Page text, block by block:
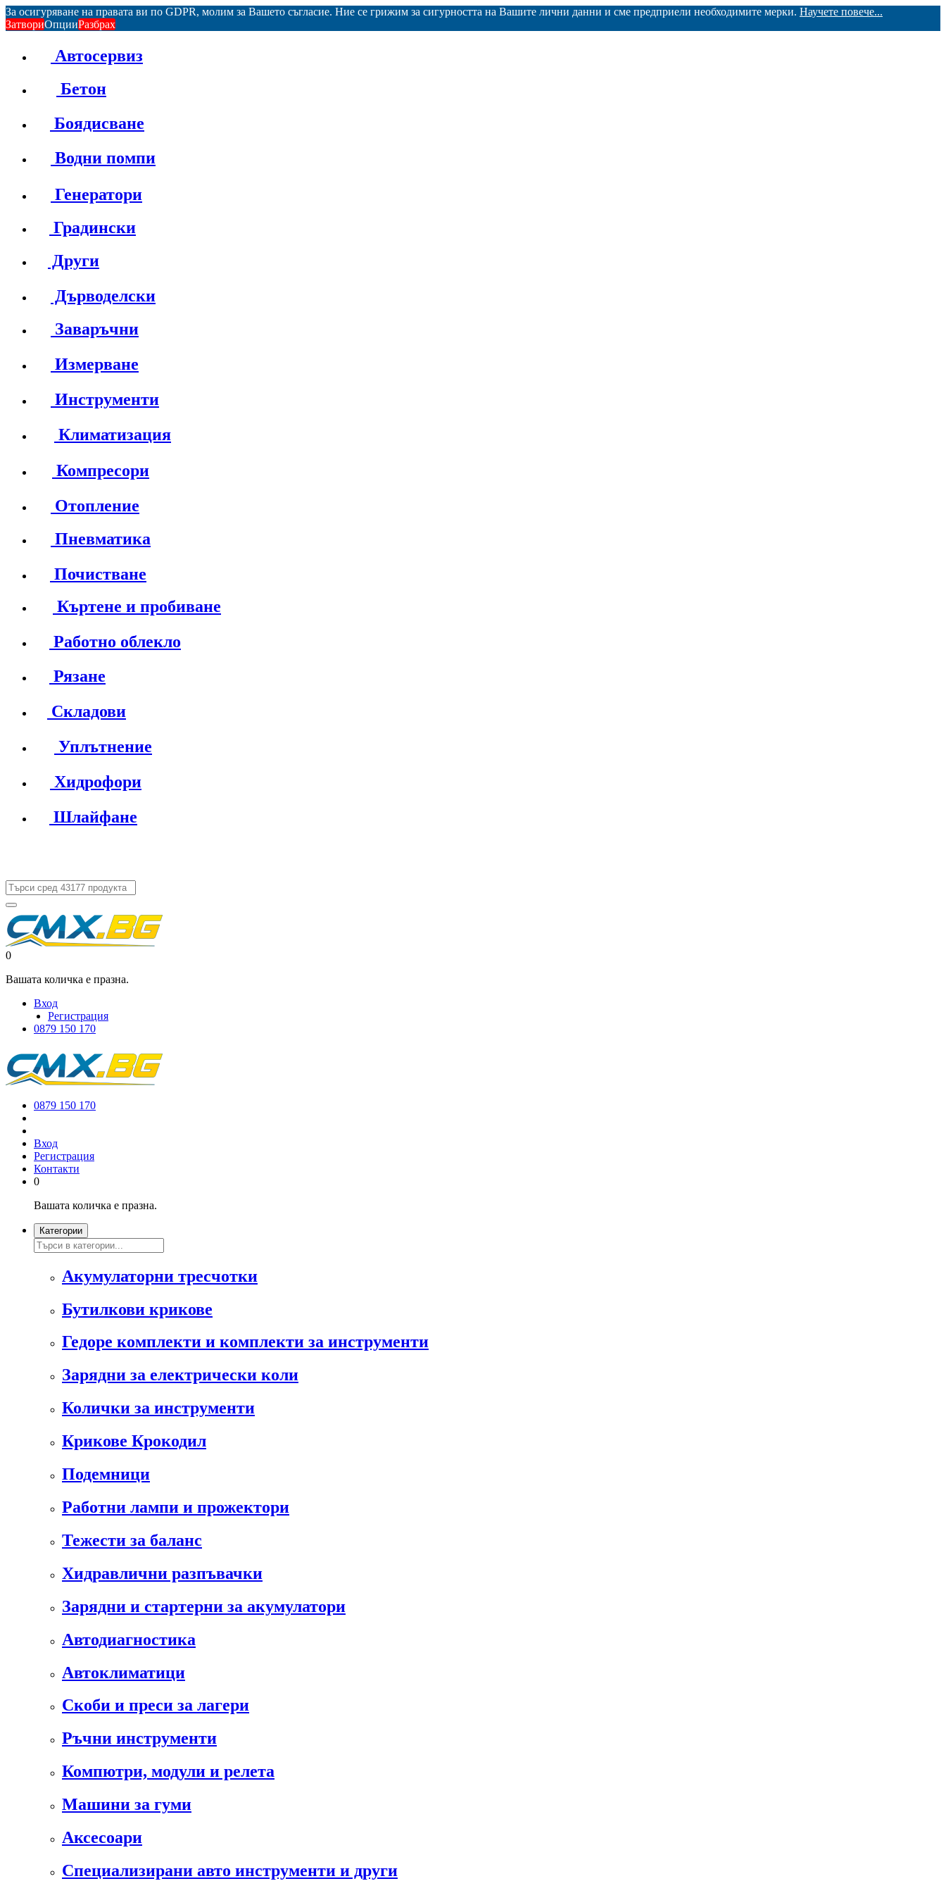
За осигуряване на правата ви по GDPR, молим за Вашето съгласие. Ние се грижим за сигурността на Вашите лични данни и сме предприели необходимите мерки. Научете повече...
ЗатвориОпцииРазбрах
Автосервиз
Бетон
Боядисване
Водни помпи
Генератори
Градински
Други
Дърводелски
Заваръчни
Измерване
Инструменти
Климатизация
Компресори
Отопление
Пневматика
Почистване
Къртене и пробиване
Работно облекло
Рязане
Складови
Уплътнение
Хидрофори
Шлайфане
0
Вашата количка е празна.
Вход
Регистрация
0879 150 170
0879 150 170
Вход
Регистрация
Контакти
0
Вашата количка е празна.
Категории
Акумулаторни тресчотки
Бутилкови крикове
Гедоре комплекти и комплекти за инструменти
Зарядни за електрически коли
Колички за инструменти
Крикове Крокодил
Подемници
Работни лампи и прожектори
Тежести за баланс
Хидравлични разпъвачки
Зарядни и стартерни за акумулатори
Автодиагностика
Автоклиматици
Скоби и преси за лагери
Ръчни инструменти
Компютри, модули и релета
Машини за гуми
Аксесоари
Специализирани авто инструменти и други